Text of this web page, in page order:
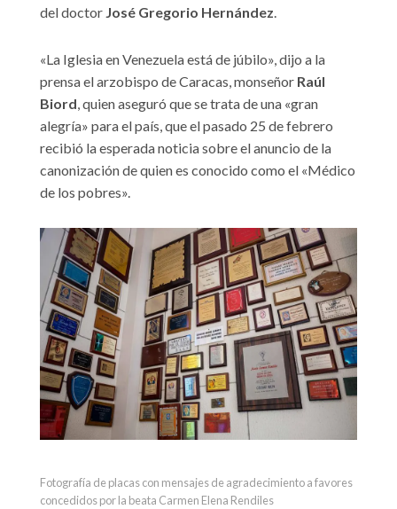
del doctor José Gregorio Hernández.
«La Iglesia en Venezuela está de júbilo», dijo a la
prensa el arzobispo de Caracas, monseñor Raúl
Biord, quien aseguró que se trata de una «gran
alegría» para el país, que el pasado 25 de febrero
recibió la esperada noticia sobre el anuncio de la
canonización de quien es conocido como el «Médico
de los pobres».
Fotografía de placas con mensajes de agradecimiento a favores
concedidos por la beata Carmen Elena Rendiles